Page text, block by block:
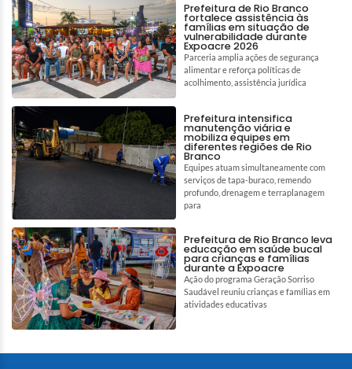
Prefeitura de Rio Branco
fortalece assistência às
famílias em situação de
vulnerabilidade durante
Expoacre 2026
Parceria amplia ações de segurança
alimentar e reforça políticas de
acolhimento, assistência jurídica
Prefeitura intensifica
manutenção viária e
mobiliza equipes em
diferentes regiões de Rio
Branco
Equipes atuam simultaneamente com
serviços de tapa-buraco, remendo
profundo, drenagem e terraplanagem
para
Prefeitura de Rio Branco leva
educação em saúde bucal
para crianças e famílias
durante a Expoacre
Ação do programa Geração Sorriso
Saudável reuniu crianças e famílias em
atividades educativas